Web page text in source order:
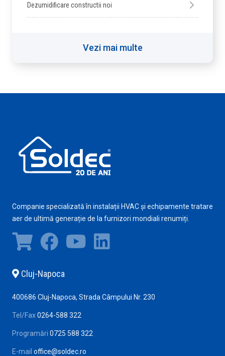
Dezumidificare constructii noi
Vezi mai multe
Companie specializată în instalații HVAC și echipamente tratare
aer de ultimă generație de la furnizori mondiali renumiți.
Cluj-Napoca
400686 Cluj-Napoca, Strada Câmpului Nr. 230
Tel/Fax0264-588 322
Programări 0725 588 322
E-mail office@soldec.ro